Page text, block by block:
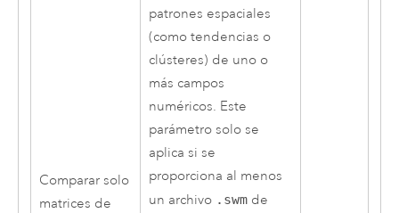
Comparar solo
matrices de
patrones espaciales
(como tendencias o
clústeres) de uno o
más campos
numéricos. Este
parámetro solo se
aplica si se
proporciona al menos
un archivo .swmde